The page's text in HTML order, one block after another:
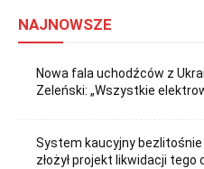
NAJNOWSZE
Nowa fala uchodźców z
Zeleński: „Wszystkie
System kaucyjny bezlitośnie
złożył projekt likwidacji tego